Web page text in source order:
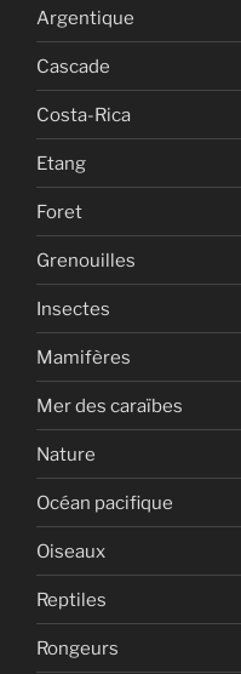
Argentique
Cascade
Costa-Rica
Etang
Foret
Grenouilles
Insectes
Mamifères
Mer des caraïbes
Nature
Océan pacifique
Oiseaux
Reptiles
Rongeurs